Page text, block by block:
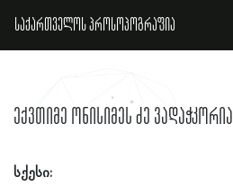
საქართველოს პროსოპოგრაფია
ექვთიმე ონისიმეს ძე ვადაჭკორია
სქესი: